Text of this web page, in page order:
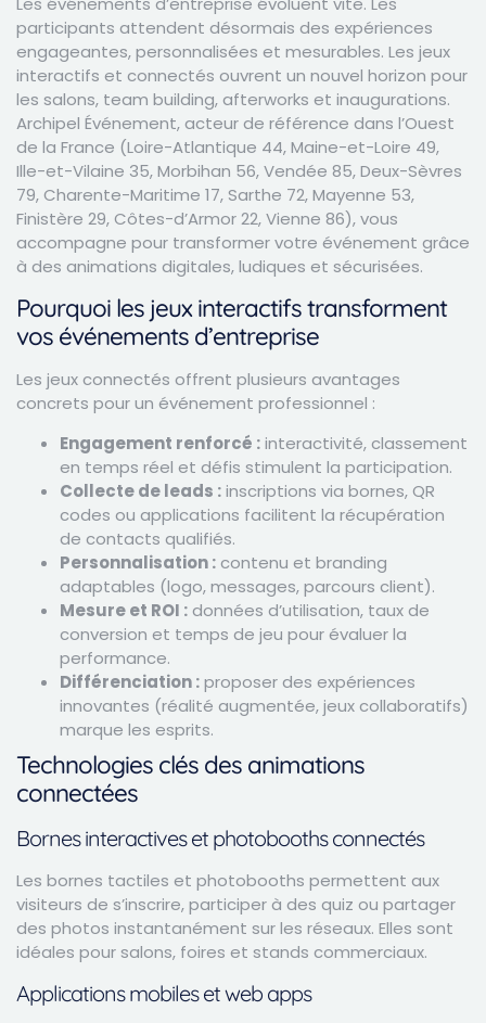
participants attendent désormais des expériences
engageantes, personnalisées et mesurables. Les jeux
interactifs et connectés ouvrent un nouvel horizon pour
les salons, team building, afterworks et inaugurations.
Archipel Événement, acteur de référence dans l’Ouest
de la France (Loire-Atlantique 44, Maine-et-Loire 49,
Ille-et-Vilaine 35, Morbihan 56, Vendée 85, Deux-Sèvres
79, Charente-Maritime 17, Sarthe 72, Mayenne 53,
Finistère 29, Côtes-d’Armor 22, Vienne 86), vous
accompagne pour transformer votre événement grâce
à des animations digitales, ludiques et sécurisées.
Pourquoi les jeux interactifs transforment
vos événements d’entreprise
Les jeux connectés offrent plusieurs avantages
concrets pour un événement professionnel :
Engagement renforcé :interactivité, classement
en temps réel et défis stimulent la participation.
Collecte de leads :inscriptions via bornes, QR
codes ou applications facilitent la récupération
de contacts qualifiés.
Personnalisation : contenu et branding
adaptables (logo, messages, parcours client).
Mesure et ROI : données d’utilisation, taux de
conversion et temps de jeu pour évaluer la
performance.
Différenciation :proposer des expériences
innovantes (réalité augmentée, jeux collaboratifs)
marque les esprits.
Technologies clés des animations
connectées
Bornes interactives et photobooths connectés
Les bornes tactiles et photobooths permettent aux
visiteurs de s’inscrire, participer à des quiz ou partager
des photos instantanément sur les réseaux. Elles sont
idéales pour salons, foires et stands commerciaux.
Applications mobiles et web apps